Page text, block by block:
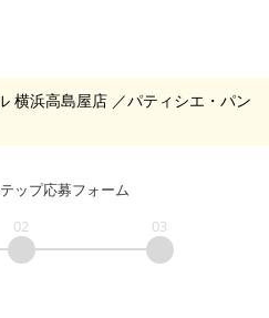
横浜高島屋店 ／パティシエ・パン
ップ応募フォーム
02 03